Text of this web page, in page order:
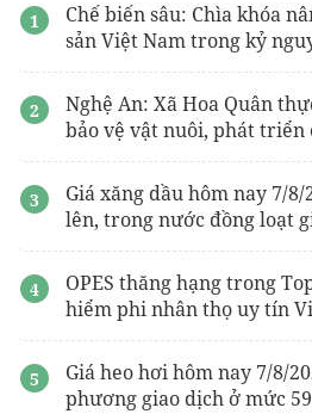
Chế biến sâu: Chìa khóa
sản Việt Nam trong kỷ
Nghệ An: Xã Hoa Quân
bảo vệ vật nuôi, phát
Giá xăng dầu hôm nay 7/
lên, trong nước đồng loạt
OPES thăng hạng trong
hiểm phi nhân thọ uy tín
Giá heo hơi hôm nay 7/8/
phương giao dịch ở mức